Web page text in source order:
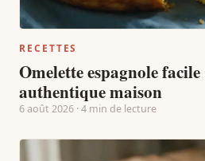
RECETTES
Omelette espagnole
authentique maison
6 août 2026 · 4 min de lecture